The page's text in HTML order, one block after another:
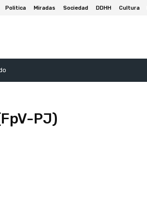
Politica Miradas Sociedad DDHH Cultura
PJ)